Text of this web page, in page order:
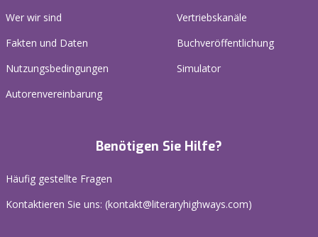
Wer wir sind
Fakten und Daten
Nutzungsbedingungen
Autorenvereinbarung
Vertriebskanäle
Buchveröffentlichung
Simulator
Benötigen Sie Hilfe?
Häufig gestellte Fragen
Kontaktieren Sie uns: (kontakt@literaryhighways.com)